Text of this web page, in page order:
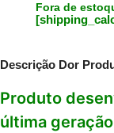
Fora de
Descrição Dor
Produto
última